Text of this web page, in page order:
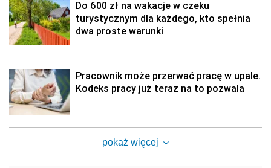
Do 600 zł na wakacje w czeku
turystycznym dla każdego, kto spełnia
dwa proste warunki
Pracownik może przerwać pracę w upale.
Kodeks pracy już teraz na to pozwala
pokaż więcej